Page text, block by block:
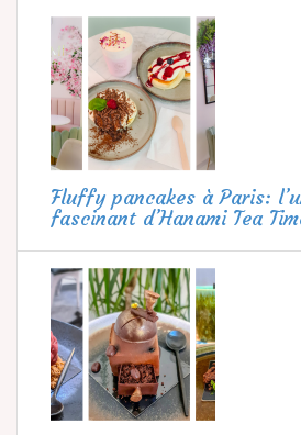
Fluffy pancakes à Paris:
fascinant d’Hanami Tea